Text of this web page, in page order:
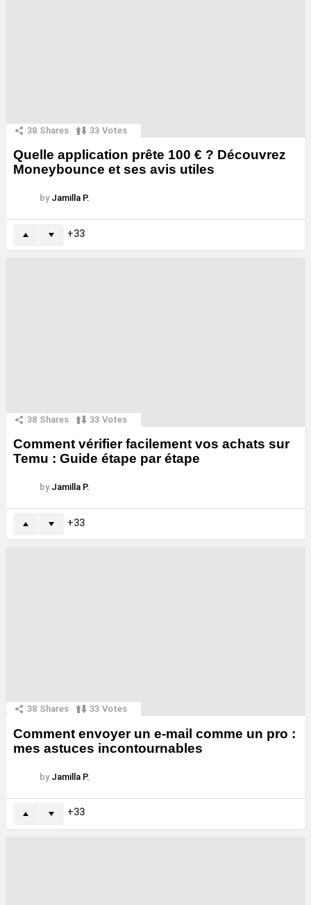
38 Shares 33 Votes
Quelle application prête 100 € ? Découvrez
Moneybounce et ses avis utiles
by Jamilla P.
33
38 Shares 33 Votes
Comment vérifier facilement vos achats sur
Temu : Guide étape par étape
by Jamilla P.
33
38 Shares 33 Votes
Comment envoyer un e-mail comme un pro :
mes astuces incontournables
by Jamilla P.
33